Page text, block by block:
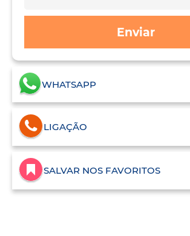
Enviar
WHATSAPP
LIGAÇÃO
SALVAR NOS FAVORITOS